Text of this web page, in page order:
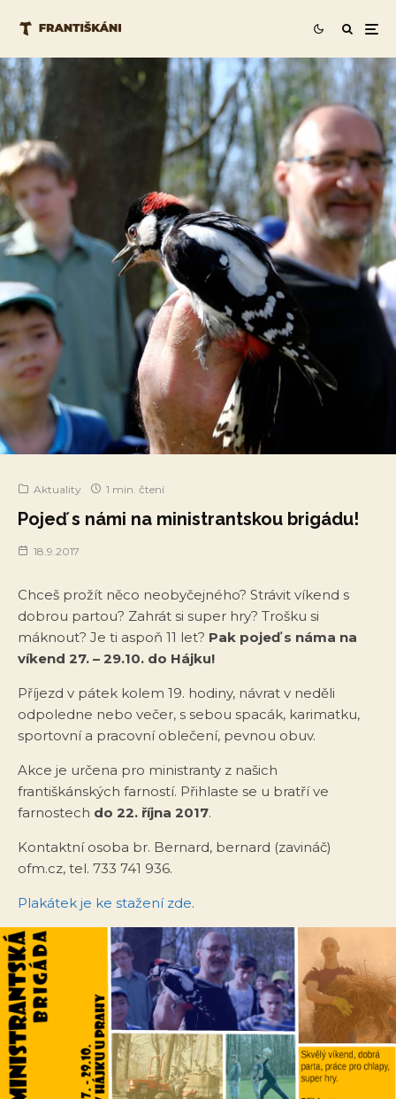
Aktuality 1 min. čtení
Pojeď s námi na ministrantskou brigádu!
18.9.2017
Chceš prožít něco neobyčejného? Strávit víkend s
dobrou partou? Zahrát si super hry? Trošku si
máknout? Je ti aspoň 11 let? Pak pojeď s náma na
víkend 27. – 29.10. do Hájku!
Příjezd v pátek kolem 19. hodiny, návrat v neděli
odpoledne nebo večer, s sebou spacák, karimatku,
sportovní a pracovní oblečení, pevnou obuv.
Akce je určena pro ministranty z našich
františkánských farností. Přihlaste se u bratří ve
farnostech do 22. října 2017.
Kontaktní osoba br. Bernard, bernard (zavináč)
ofm.cz, tel. 733 741 936.
Plakátek je ke stažení zde.